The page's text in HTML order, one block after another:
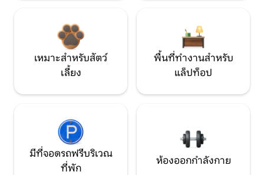
เหมาะสำหรับสัตว์
เลี้ยง
พื้นที่ทำงานสำหรับ
แล็ปท็อป
มีที่จอดรถฟรีบริเวณ
ที่พัก
ห้องออกกำลังกาย